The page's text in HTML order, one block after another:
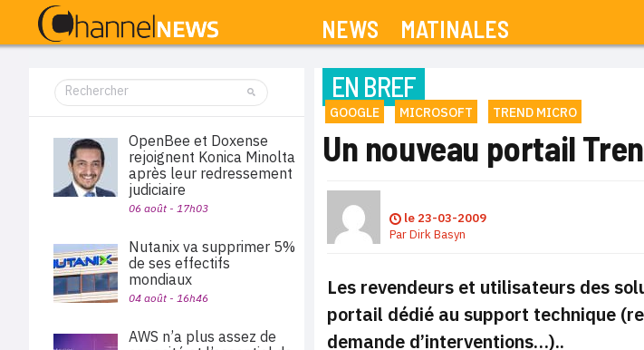
NEWS MATINALES
EN BREF
GOOGLE MICROSOFT TREND MICRO
Un nouveau portail
le 23-03-2009
ParDirk Basyn
Les revendeurs et utilisateurs des
portail dédié au support technique
demande d’interventions…)..
OpenBee et Doxense
rejoignent Konica Minolta
après leur redressement
judiciaire
06 août - 17h03
Nutanix va supprimer 5%
de ses effectifs
mondiaux
04 août - 16h46
AWS n’a plus assez de